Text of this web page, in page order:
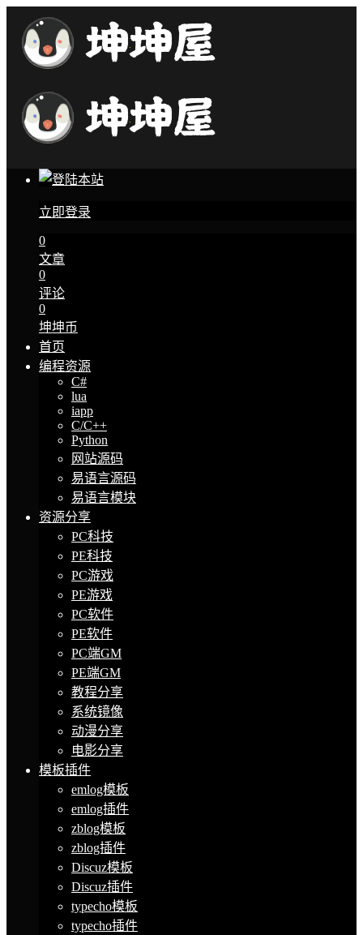
立即登录
0
文章
0
评论
0
坤坤币
首页
编程资源
C#
lua
iapp
C/C++
Python
网站源码
易语言源码
易语言模块
资源分享
PC科技
PE科技
PC游戏
PE游戏
PC软件
PE软件
PC端GM
PE端GM
教程分享
系统镜像
动漫分享
电影分享
模板插件
emlog模板
emlog插件
zblog模板
zblog插件
Discuz模板
Discuz插件
typecho模板
typecho插件